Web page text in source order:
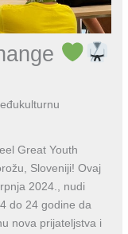
Great Youth
Sloveniji! Ovaj
2024., nudi
do 24 godine da
nova prijateljstva i